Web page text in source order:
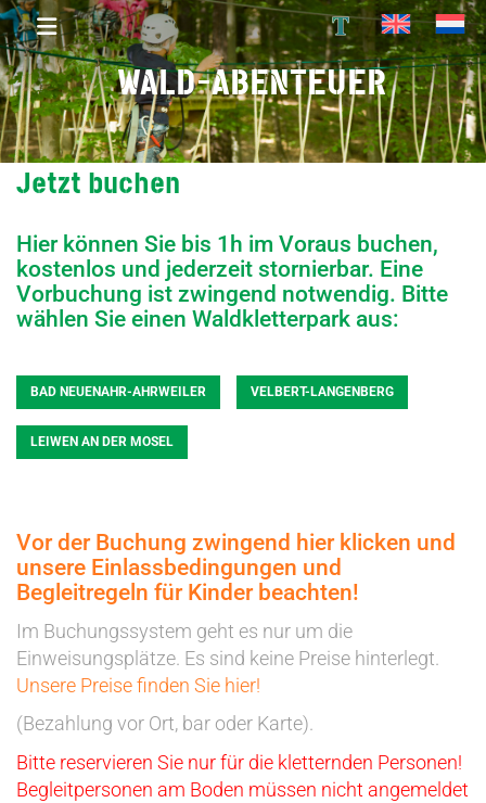
WALD-ABENTEUER
T
Jetzt buchen
Hier können Sie bis 1h im Voraus buchen,
kostenlos und jederzeit stornierbar. Eine
Vorbuchung ist zwingend notwendig. Bitte
wählen Sie einen Waldkletterpark aus:
BAD NEUENAHR-AHRWEILER VELBERT-LANGENBERG
LEIWEN AN DER MOSEL
Vor der Buchung zwingend hier klicken und
unsere Einlassbedingungen und
Begleitregeln für Kinder beachten!
Im Buchungssystem geht es nur um die
Einweisungsplätze. Es sind keine Preise hinterlegt.
Unsere Preise finden Sie hier!
(Bezahlung vor Ort, bar oder Karte).
Bitte reservieren Sie nur für die kletternden Personen!
Begleitpersonen am Boden müssen nicht angemeldet